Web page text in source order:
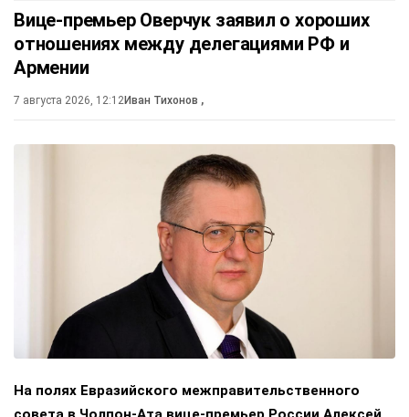
Вице-премьер Оверчук заявил о хороших
отношениях между делегациями РФ и
Армении
7 августа 2026, 12:12Иван Тихонов ,
На полях Евразийского межправительственного